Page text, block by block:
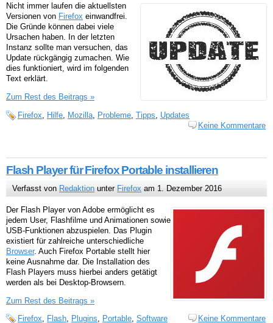
Nicht immer laufen die aktuellsten
Versionen von Firefox einwandfrei.
Die Gründe können dabei viele
Ursachen haben. In der letzten
Instanz sollte man versuchen, das
Update rückgängig zumachen. Wie
dies funktioniert, wird im folgenden
Text erklärt.
Zum Rest des Beitrags »
Firefox
Hilfe Mozilla Probleme Tipps
Updates
Keine Kommentare
Flash Player für Firefox Portable installieren
Verfasst von Redaktion unter Firefox am 1. Dezember 2016
Der Flash Player von Adobe ermöglicht es
jedem User, Flashfilme und Animationen sowie
USB-Funktionen abzuspielen. Das Plugin
existiert für zahlreiche unterschiedliche
Browser. Auch Firefox Portable stellt hier
keine Ausnahme dar. Die Installation des
Flash Players muss hierbei anders getätigt
werden als bei Desktop-Browsern.
Zum Rest des Beitrags »
Firefox, Flash, Plugins, Portable, Software Keine Kommentare